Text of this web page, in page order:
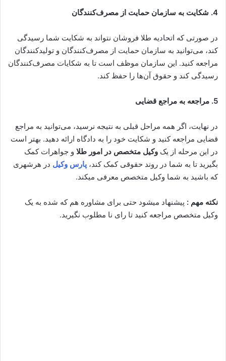
4. شکایت به سازمان حمایت از مصرف‌کنندگان
در صورتی که اتحادیه طلا فروشان نتواند به شکایت شما رسیدگی
کند، می‌توانید به سازمان حمایت از مصرف‌کنندگان و تولیدکنندگان
مراجعه کنید. این سازمان موظف است تا به شکایات مصرف‌کنندگان
رسیدگی کند و حقوق آن‌ها را حفظ کند.
5. مراجعه به مراجع قضایی
در نهایت، اگر همه مراحل قبلی به نتیجه نرسید، می‌توانید به مراجع
قضایی مراجعه کنید و شکایت خود را به دادگاه ارائه دهید. بهتر است
در این مرحله از یک وکیل متخصص در امور طلا و جواهرات کمک
بگیرید تا به شما در روند حقوقی کمک کند، پارس وکیل در هرشهری
که باشید به شما وکیل متخصص معرفی میکند.
نکته مهم : پیشنهاد میشود حتی برای مشاوره هم که شده به یک
وکیل متخصص مراجعه کنید تا رای نا مطلوب نگیرید.